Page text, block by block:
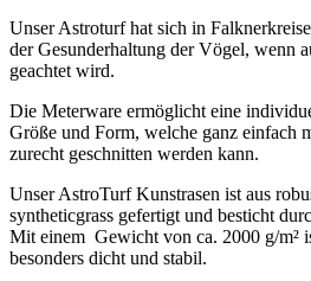
Unser Astroturf hat sich in
der Gesunderhaltung der Vögel, wenn
geachtet wird.
Die Meterware ermöglicht eine
Größe und Form, welche ganz einfach
zurecht geschnitten werden kann.
Unser AstroTurf Kunstrasen ist aus
syntheticgrass gefertigt und besticht
Mit einem Gewicht von ca. 2000 g/m²
besonders dicht und stabil.